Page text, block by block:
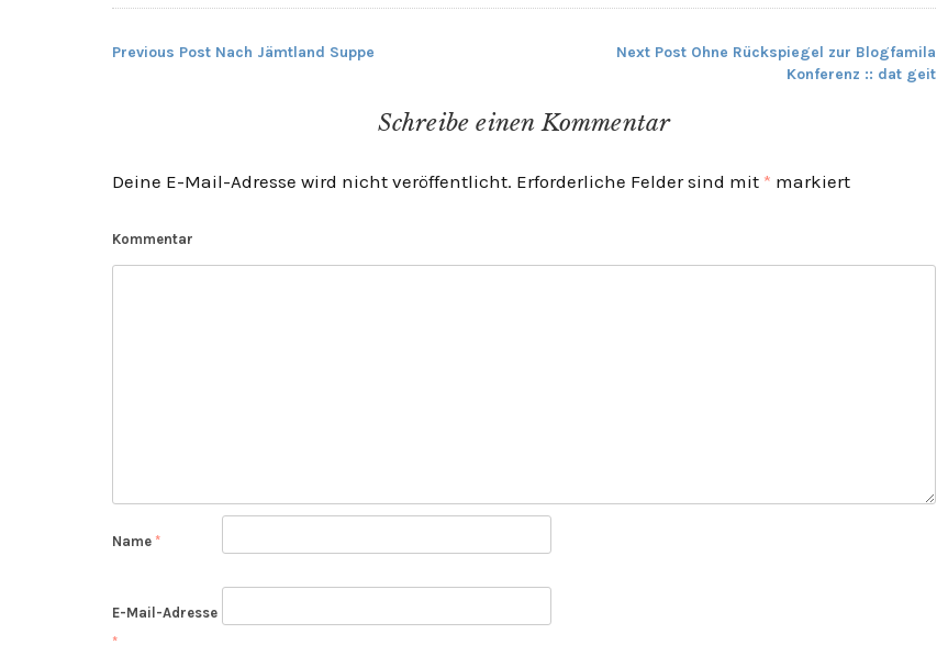
Beitragsnavigation
Previous Post Nach Jämtland Suppe Next Post Ohne Rückspiegel zur Blogfamila
Konferenz :: dat geit
Schreibe einen Kommentar
Deine E-Mail-Adresse wird nicht veröffentlicht. Erforderliche Felder sind mit * markiert
Kommentar
Name *
E-Mail-Adresse
*